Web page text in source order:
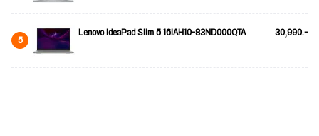
5 Lenovo IdeaPad Slim 5 16IAH10-83ND000QTA 30,990.-